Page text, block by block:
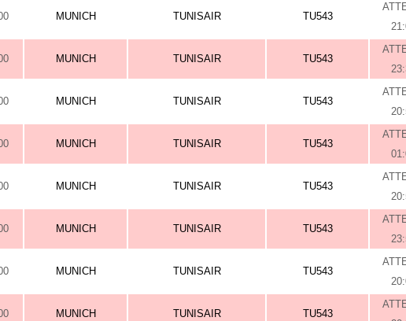
MUNICH TUNISAIR TU543
MUNICH TUNISAIR TU543
MUNICH TUNISAIR TU543
MUNICH TUNISAIR TU543
MUNICH TUNISAIR TU543
MUNICH TUNISAIR TU543
MUNICH TUNISAIR TU543
MUNICH TUNISAIR TU543